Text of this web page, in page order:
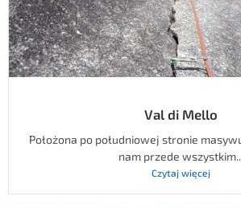
Val di Mello
Położona po południowej stronie
nam przede
Czytaj więcej